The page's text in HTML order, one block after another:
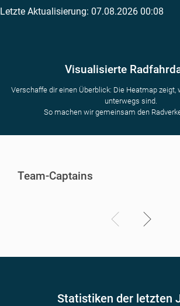
Letzte Aktualisierung: 07.08.2026 00:08
Visualisierte
Verschaffe dir einen Überblick: Die Heatmap zeigt,
unterwegs sind.
So machen wir gemeinsam den
Team-Captains
Statistiken der letzten